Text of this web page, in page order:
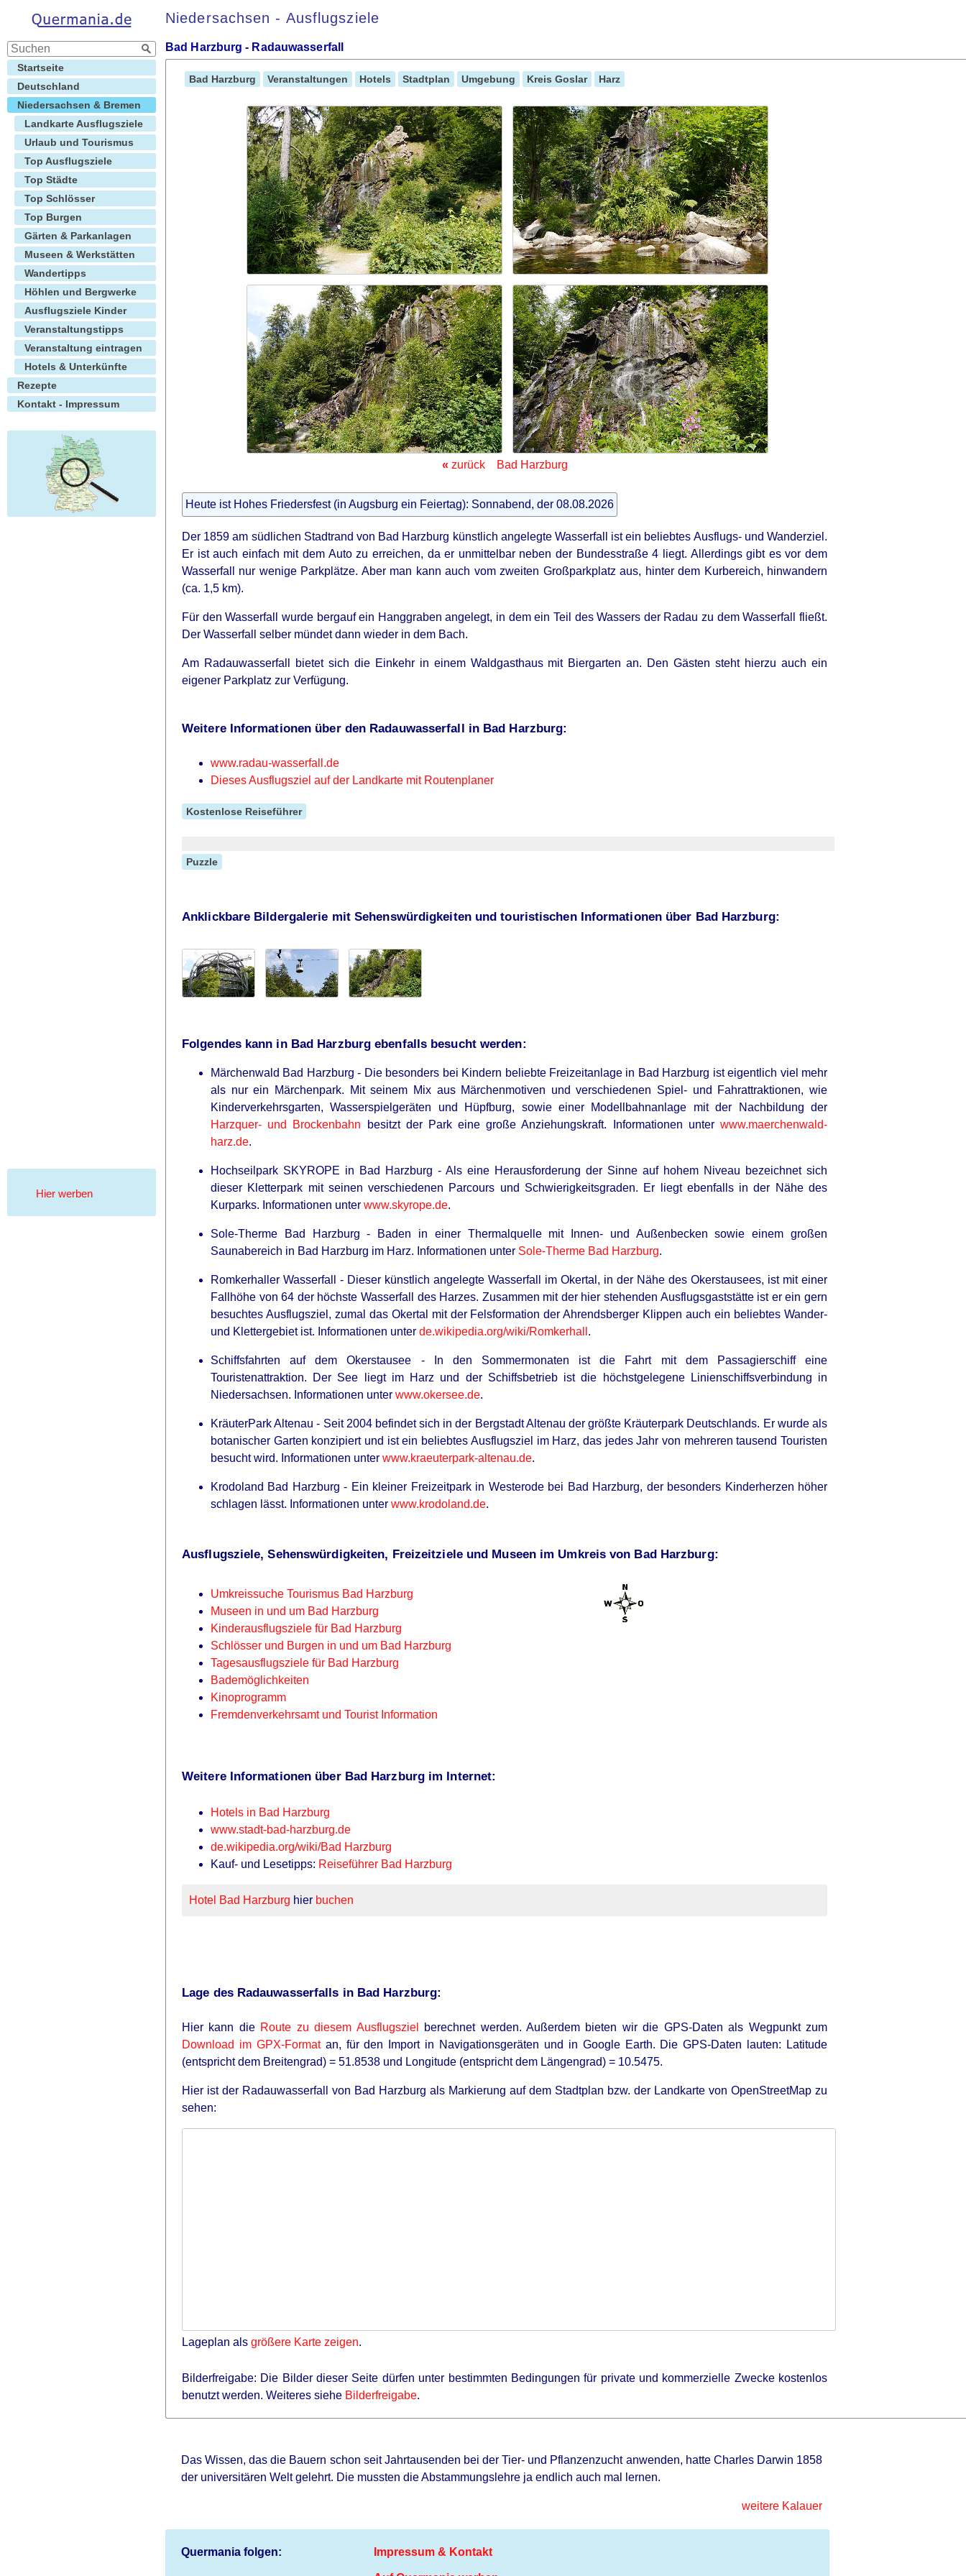
Niedersachsen - Ausflugsziele
Bad Harzburg - Radauwasserfall
Bad Harzburg Veranstaltungen Hotels Stadtplan Umgebung Kreis Goslar Harz
« zurück Bad Harzburg
Heute ist Hohes Friedersfest (in Augsburg ein Feiertag): Sonnabend, der 08.08.2026
Der 1859 am südlichen Stadtrand von Bad Harzburg künstlich angelegte Wasserfall ist ein beliebtes Ausflugs- und Wanderziel.
Er ist auch einfach mit dem Auto zu erreichen, da er unmittelbar neben der Bundesstraße 4 liegt. Allerdings gibt es vor dem
Wasserfall nur wenige Parkplätze. Aber man kann auch vom zweiten Großparkplatz aus, hinter dem Kurbereich, hinwandern
(ca. 1,5 km).
Für den Wasserfall wurde bergauf ein Hanggraben angelegt, in dem ein Teil des Wassers der Radau zu dem Wasserfall fließt.
Der Wasserfall selber mündet dann wieder in dem Bach.
Am Radauwasserfall bietet sich die Einkehr in einem Waldgasthaus mit Biergarten an. Den Gästen steht hierzu auch ein
eigener Parkplatz zur Verfügung.
Weitere Informationen über den Radauwasserfall in Bad Harzburg:
www.radau-wasserfall.de
Dieses Ausflugsziel auf der Landkarte mit Routenplaner
Kostenlose Reiseführer
Puzzle
Anklickbare Bildergalerie mit Sehenswürdigkeiten und touristischen Informationen über Bad Harzburg:
Folgendes kann in Bad Harzburg ebenfalls besucht werden:
Märchenwald Bad Harzburg - Die besonders bei Kindern beliebte Freizeitanlage in Bad Harzburg ist eigentlich viel mehr
als nur ein Märchenpark. Mit seinem Mix aus Märchenmotiven und verschiedenen Spiel- und Fahrattraktionen, wie
Kinderverkehrsgarten, Wasserspielgeräten und Hüpfburg, sowie einer Modellbahnanlage mit der Nachbildung der
Harzquer- und Brockenbahn besitzt der Park eine große Anziehungskraft. Informationen unterwww.maerchenwald-
harz.de.
Hochseilpark SKYROPE in Bad Harzburg - Als eine Herausforderung der Sinne auf hohem Niveau bezeichnet sich
dieser Kletterpark mit seinen verschiedenen Parcours und Schwierigkeitsgraden. Er liegt ebenfalls in der Nähe des
Kurparks. Informationen unter www.skyrope.de.
Sole-Therme Bad Harzburg - Baden in einer Thermalquelle mit Innen- und Außenbecken sowie einem großen
Saunabereich in Bad Harzburg im Harz. Informationen unter Sole-Therme Bad Harzburg.
Romkerhaller Wasserfall - Dieser künstlich angelegte Wasserfall im Okertal, in der Nähe des Okerstausees, ist mit einer
Fallhöhe von 64 der höchste Wasserfall des Harzes. Zusammen mit der hier stehenden Ausflugsgaststätte ist er ein gern
besuchtes Ausflugsziel, zumal das Okertal mit der Felsformation der Ahrendsberger Klippen auch ein beliebtes Wander-
und Klettergebiet ist. Informationen unter de.wikipedia.org/wiki/Romkerhall .
Schiffsfahrten auf dem Okerstausee - In den Sommermonaten ist die Fahrt mit dem Passagierschiff eine
Touristenattraktion. Der See liegt im Harz und der Schiffsbetrieb ist die höchstgelegene Linienschiffsverbindung in
Niedersachsen. Informationen unter www.okersee.de.
KräuterPark Altenau - Seit 2004 befindet sich in der Bergstadt Altenau der größte Kräuterpark Deutschlands. Er wurde als
botanischer Garten konzipiert und ist ein beliebtes Ausflugsziel im Harz, das jedes Jahr von mehreren tausend Touristen
besucht wird. Informationen unter www.kraeuterpark-altenau.de.
Krodoland Bad Harzburg - Ein kleiner Freizeitpark in Westerode bei Bad Harzburg, der besonders Kinderherzen höher
schlagen lässt. Informationen unter www.krodoland.de.
Ausflugsziele, Sehenswürdigkeiten, Freizeitziele und Museen im Umkreis von Bad Harzburg:
Umkreissuche Tourismus Bad Harzburg
Museen in und um Bad Harzburg
Kinderausflugsziele für Bad Harzburg
Schlösser und Burgen in und um Bad Harzburg
Tagesausflugsziele für Bad Harzburg
Bademöglichkeiten
Kinoprogramm
Fremdenverkehrsamt und Tourist Information
Weitere Informationen über Bad Harzburg im Internet:
Hotels in Bad Harzburg
www.stadt-bad-harzburg.de
de.wikipedia.org/wiki/Bad Harzburg
Kauf- und Lesetipps: Reiseführer Bad Harzburg
Hotel Bad Harzburg hier buchen
Lage des Radauwasserfalls in Bad Harzburg:
Hier kann die Route zu diesem Ausflugsziel berechnet werden. Außerdem bieten wir die GPS-Daten als Wegpunkt zum
Download im GPX-Formatan, für den Import in Navigationsgeräten und in Google Earth. Die GPS-Daten lauten: Latitude
(entspricht dem Breitengrad) = 51.8538 und Longitude (entspricht dem Längengrad) = 10.5475.
Hier ist der Radauwasserfall von Bad Harzburg als Markierung auf dem Stadtplan bzw. der Landkarte von OpenStreetMap zu
sehen:
Lageplan als größere Karte zeigen.
Bilderfreigabe: Die Bilder dieser Seite dürfen unter bestimmten Bedingungen für private und kommerzielle Zwecke kostenlos
benutzt werden. Weiteres siehe Bilderfreigabe.
Das Wissen, das die Bauern schon seit Jahrtausenden bei der Tier- und Pflanzenzucht anwenden, hatte Charles Darwin 1858
der universitären Welt gelehrt. Die mussten die Abstammungslehre ja endlich auch mal lernen.
weitere Kalauer
Quermania folgen: Impressum & Kontakt
Hier werben
Startseite
Deutschland
Niedersachsen & Bremen
Landkarte Ausflugsziele
Urlaub und Tourismus
Top Ausflugsziele
Top Städte
Top Schlösser
Top Burgen
Gärten & Parkanlagen
Museen & Werkstätten
Wandertipps
Höhlen und Bergwerke
Ausflugsziele Kinder
Veranstaltungstipps
Veranstaltung eintragen
Hotels & Unterkünfte
Rezepte
Kontakt - Impressum